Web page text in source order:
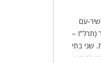
עם
(תרל"ז –
שני בתי
להמנון